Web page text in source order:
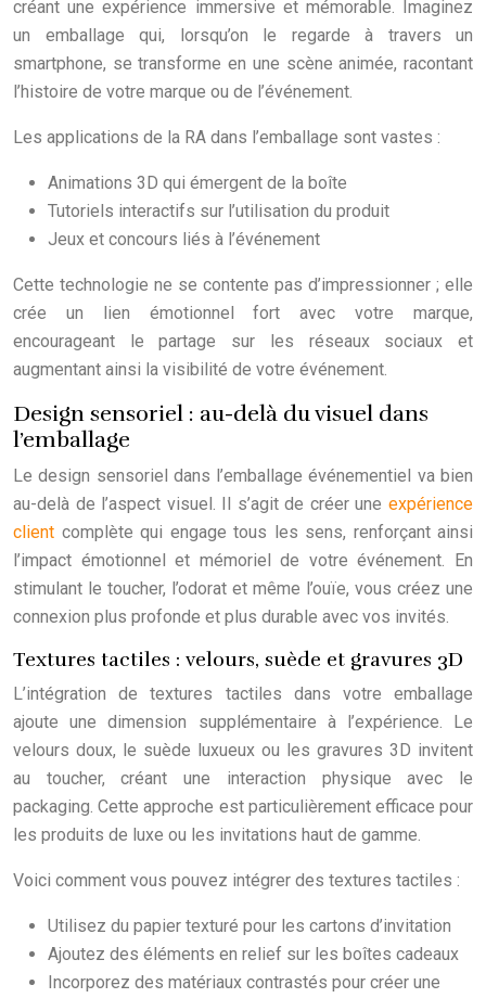
créant une expérience immersive et mémorable. Imaginez
un emballage qui, lorsqu’on le regarde à travers un
smartphone, se transforme en une scène animée, racontant
l’histoire de votre marque ou de l’événement.
Les applications de la RA dans l’emballage sont vastes :
Animations 3D qui émergent de la boîte
Tutoriels interactifs sur l’utilisation du produit
Jeux et concours liés à l’événement
Cette technologie ne se contente pas d’impressionner ; elle
crée un lien émotionnel fort avec votre marque,
encourageant le partage sur les réseaux sociaux et
augmentant ainsi la visibilité de votre événement.
Design sensoriel : au-delà du visuel dans
l’emballage
Le design sensoriel dans l’emballage événementiel va bien
au-delà de l’aspect visuel. Il s’agit de créer une expérience
client complète qui engage tous les sens, renforçant ainsi
l’impact émotionnel et mémoriel de votre événement. En
stimulant le toucher, l’odorat et même l’ouïe, vous créez une
connexion plus profonde et plus durable avec vos invités.
Textures tactiles : velours, suède et gravures 3D
L’intégration de textures tactiles dans votre emballage
ajoute une dimension supplémentaire à l’expérience. Le
velours doux, le suède luxueux ou les gravures 3D invitent
au toucher, créant une interaction physique avec le
packaging. Cette approche est particulièrement efficace pour
les produits de luxe ou les invitations haut de gamme.
Voici comment vous pouvez intégrer des textures tactiles :
Utilisez du papier texturé pour les cartons d’invitation
Ajoutez des éléments en relief sur les boîtes cadeaux
Incorporez des matériaux contrastés pour créer une